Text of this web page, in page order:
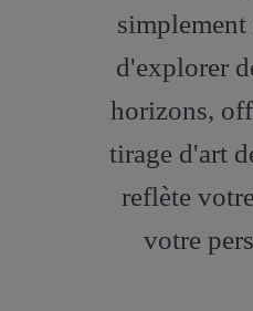
d'explorer
horizons,
tirage d'art
reflète
votre